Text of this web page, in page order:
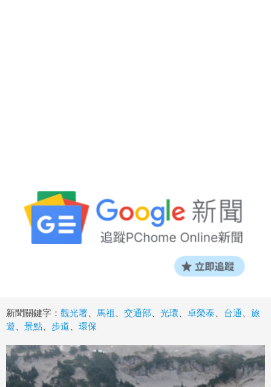
新聞關鍵字： 觀光署 馬祖 交通部 光環 卓榮泰 台通
旅
遊
景點 步道 環保